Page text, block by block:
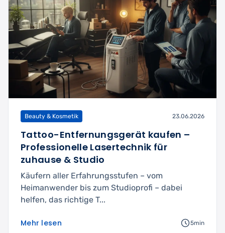
Beauty & Kosmetik 23.06.2026
Tattoo-Entfernungsgerät kaufen –
Professionelle Lasertechnik für
zuhause & Studio
Käufern aller Erfahrungsstufen – vom
Heimanwender bis zum Studioprofi – dabei
helfen, das richtige T...
Mehr lesen 5min